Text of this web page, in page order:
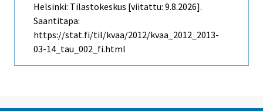
Helsinki: Tilastokeskus [viitattu: 9.8.2026].
Saantitapa:
https://stat.fi/til/kvaa/2012/kvaa_2012_2013-
03-14_tau_002_fi.html